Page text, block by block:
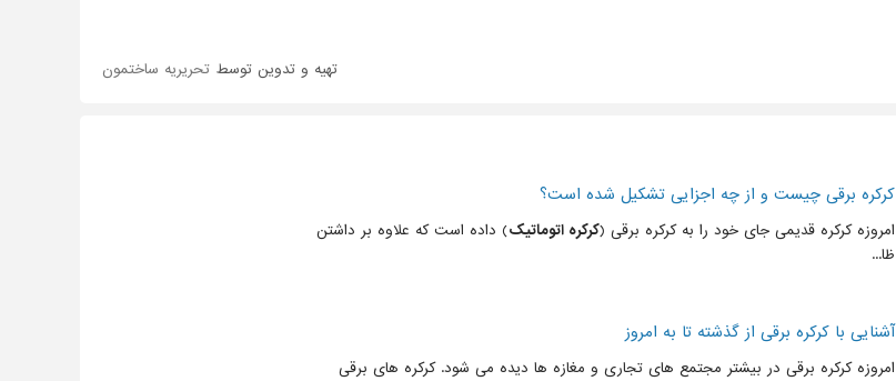
تهیه و تدوین توسط تحریریه ساختمون
کرکره برقی چیست و از چه اجزایی تشکیل شده است؟
امروزه کرکره قدیمی جای خود را به کرکره برقی (کرکره اتوماتیک) داده است که علاوه بر داشتن
ظا...
آشنایی با کرکره برقی از گذشته تا به امروز
امروزه کرکره برقی در بیشتر مجتمع های تجاری و مغازه ها دیده می شود. کرکره های برقی